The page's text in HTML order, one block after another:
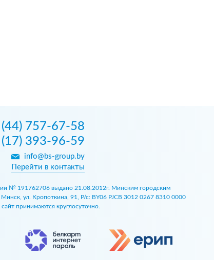
757-67-58
393-96-59
info@bs-group.by
Перейти в контакты
№ 191762706 выдано 21.08.2012г. Минским городским
ул. Кропоткина, 91, Р/с: BY06 PJCB 3012 0267 8310 0000
принимаются круглосуточно.